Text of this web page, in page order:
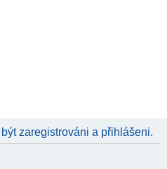
zaregistrováni a přihlášeni.